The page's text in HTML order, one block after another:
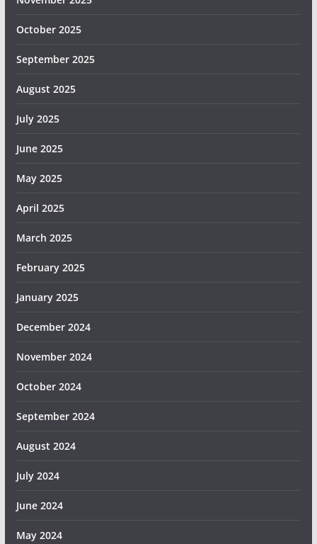
October 2025
September 2025
August 2025
July 2025
June 2025
May 2025
April 2025
March 2025
February 2025
January 2025
December 2024
November 2024
October 2024
September 2024
August 2024
July 2024
June 2024
May 2024